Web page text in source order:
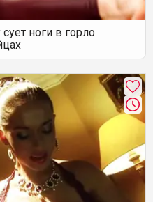
ноги в горло